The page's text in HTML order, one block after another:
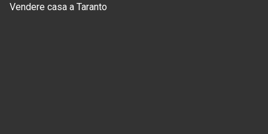
Vendere casa a Taranto